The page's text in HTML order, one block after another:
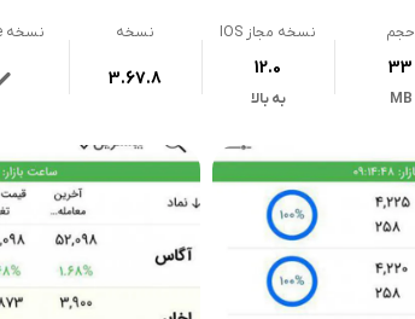
حجم
33
MB
نسخه مجاز IOS
12.0
به بالا
نسخه
3.67.8
نسخه Native